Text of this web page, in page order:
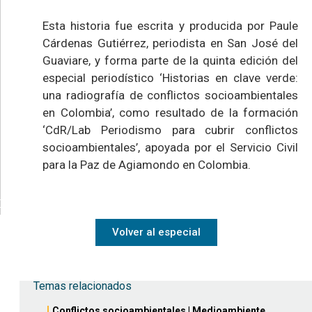
Esta historia fue escrita y producida por Paule
Cárdenas Gutiérrez, periodista en San José del
Guaviare, y forma parte de la quinta edición del
especial periodístico ‘Historias en clave verde:
una radiografía de conflictos socioambientales
en Colombia’, como resultado de la formación
‘CdR/Lab Periodismo para cubrir conflictos
socioambientales’, apoyada por el Servicio Civil
para la Paz de Agiamondo en Colombia.
Volver al especial
Temas relacionados